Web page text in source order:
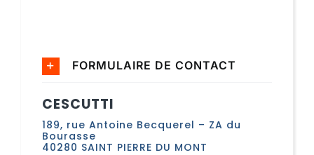
FORMULAIRE DE CONTACT
CESCUTTI
189, rue Antoine Becquerel – ZA du
Bourasse
40280 SAINT PIERRE DU MONT